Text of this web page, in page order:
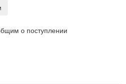
о поступлении